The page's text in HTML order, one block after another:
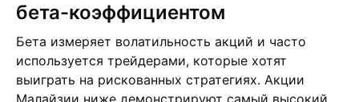
бета-коэффициентом
Бета измеряет волатильность акций и часто
используется трейдерами, которые хотят
выиграть на рискованных стратегиях. Акции
Малайзии ниже демонстрируют самый высокий